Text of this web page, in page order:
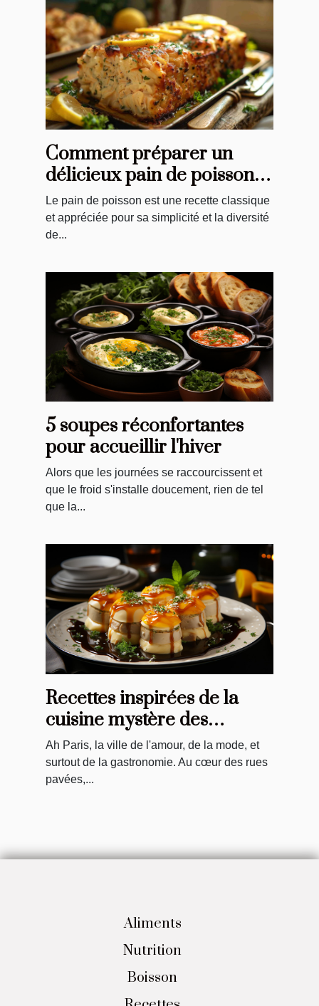
Comment préparer un
délicieux pain de poisson à
petit budget
Le pain de poisson est une recette classique
et appréciée pour sa simplicité et la diversité
de...
5 soupes réconfortantes
pour accueillir l'hiver
Alors que les journées se raccourcissent et
que le froid s'installe doucement, rien de tel
que la...
Recettes inspirées de la
cuisine mystère des
restaurants
gastronomiques parisiens
Ah Paris, la ville de l'amour, de la mode, et
surtout de la gastronomie. Au cœur des rues
pavées,...
Aliments
Nutrition
Boisson